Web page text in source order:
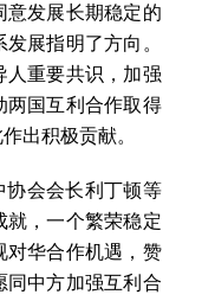
意发展长期稳定的
展指明了方向。
人重要共识，加强
两国互利合作取得
出积极贡献。
协会会长利丁顿等
就，一个繁荣稳定
对华合作机遇，赞
同中方加强互利合